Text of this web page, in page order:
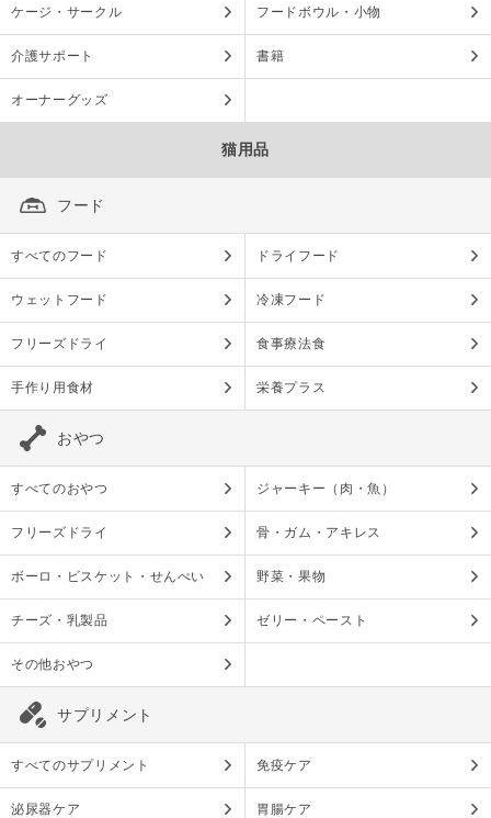
ケージ・サークル フードボウル・小物
介護サポート 書籍
オーナーグッズ
猫用品
フード
すべてのフード ドライフード
ウェットフード 冷凍フード
フリーズドライ 食事療法食
手作り用食材 栄養プラス
おやつ
すべてのおやつ ジャーキー（肉・魚）
フリーズドライ 骨・ガム・アキレス
ボーロ・ビスケット・せんべい 野菜・果物
チーズ・乳製品 ゼリー・ペースト
その他おやつ
サプリメント
すべてのサプリメント 免疫ケア
泌尿器ケア 胃腸ケア